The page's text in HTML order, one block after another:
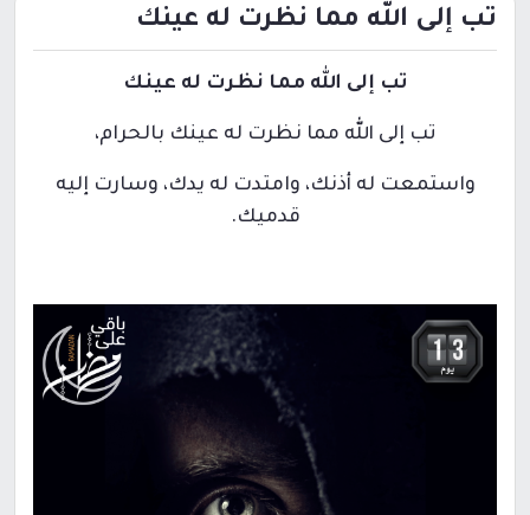
تب إلى الله مما نظرت له عينك
تب إلى الله مما نظرت له عينك
تب إلى الله مما نظرت له عينك بالحرام،
واستمعت له أذنك، وامتدت له يدك، وسارت إليه
قدميك.